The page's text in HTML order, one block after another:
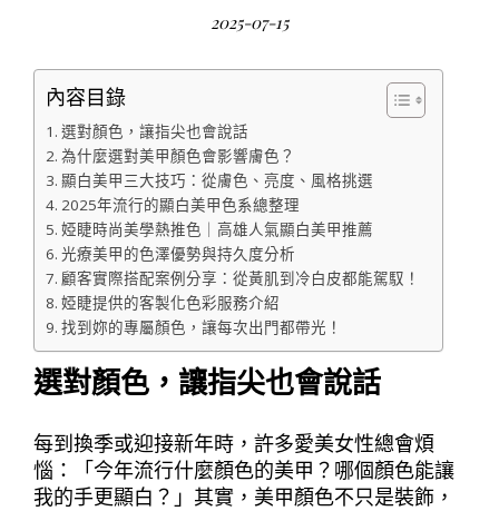
2025-07-15
內容目錄
選對顏色，讓指尖也會說話
為什麼選對美甲顏色會影響膚色？
顯白美甲三大技巧：從膚色、亮度、風格挑選
2025年流行的顯白美甲色系總整理
婭睫時尚美學熱推色｜高雄人氣顯白美甲推薦
光療美甲的色澤優勢與持久度分析
顧客實際搭配案例分享：從黃肌到冷白皮都能駕馭！
婭睫提供的客製化色彩服務介紹
找到妳的專屬顏色，讓每次出門都帶光！
選對顏色，讓指尖也會說話
每到換季或迎接新年時，許多愛美女性總會煩
惱：「今年流行什麼顏色的美甲？哪個顏色能讓
我的手更顯白？」其實，美甲顏色不只是裝飾，